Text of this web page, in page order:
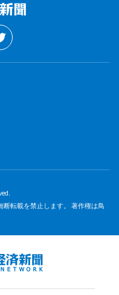
転載を禁止します。 著作権は鳥